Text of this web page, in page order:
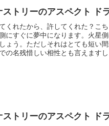
ストリーのアスペクト ド
くれたから、許してくれた？こ
にすぐに夢中になります。火星
ょう。ただしそれはとても短い
の名残惜しい相性とも言えます
ストリーのアスペクト ド